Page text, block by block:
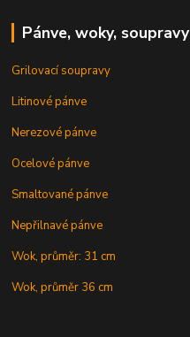
Pánve, woky, soupravy
Grilovací soupravy
Litinové pánve
Nerezové pánve
Ocelové pánve
Smaltované pánve
Nepřilnavé pánve
Wok, průměr: 31 cm
Wok, průměr 36 cm